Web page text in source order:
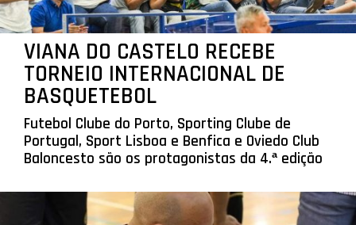
VIANA DO CASTELO RECEBE
TORNEIO INTERNACIONAL DE
BASQUETEBOL
Futebol Clube do Porto, Sporting Clube de
Portugal, Sport Lisboa e Benfica e Oviedo Club
Baloncesto são os protagonistas da 4.ª edição